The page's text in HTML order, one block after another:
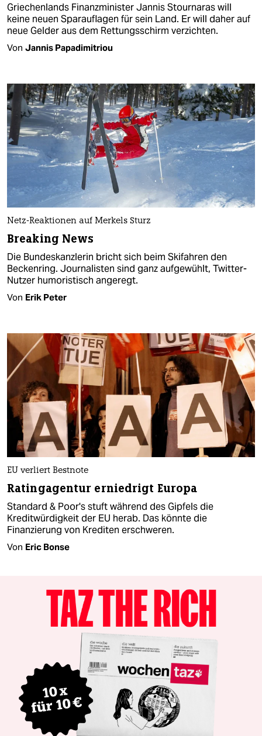
Griechenlands Finanzminister Jannis Stournaras will
keine neuen Sparauflagen für sein Land. Er will daher auf
neue Gelder aus dem Rettungsschirm verzichten.
Von Jannis Papadimitriou
Netz-Reaktionen auf Merkels Sturz
Breaking News
Die Bundeskanzlerin bricht sich beim Skifahren den
Beckenring. Journalisten sind ganz aufgewühlt, Twitter-
Nutzer humoristisch angeregt.
Von Erik Peter
EU verliert Bestnote
Ratingagentur erniedrigt Europa
Standard & Poor's stuft während des Gipfels die
Kreditwürdigkeit der EU herab. Das könnte die
Finanzierung von Krediten erschweren.
Von Eric Bonse